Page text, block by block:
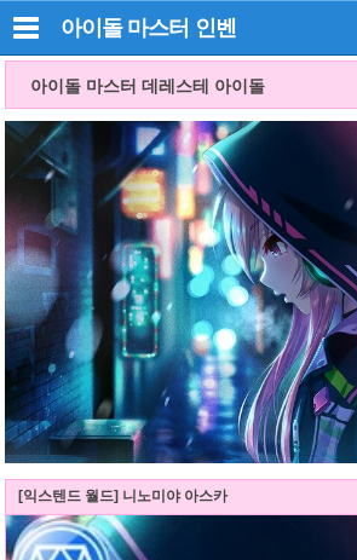
아이돌 마스터 인벤
아이돌 마스터 데레스테 아이돌
[익스텐드 월드] 니노미야 아스카